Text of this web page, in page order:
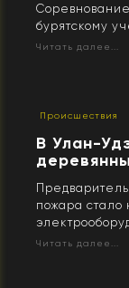
бурятскому
Читать далее...
Происшествия
В Улан-
пожара
Читать далее...